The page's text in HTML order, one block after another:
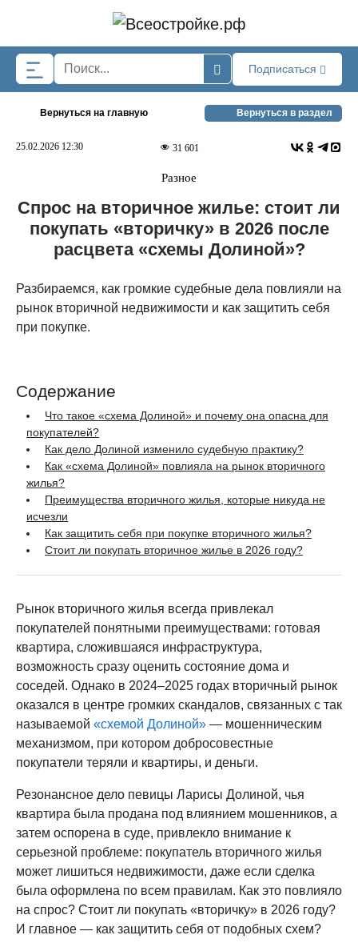
Подписаться
Вернуться на главную Вернуться в раздел
25.02.2026 12:30 31 601
Разное
Спрос на вторичное жилье: стоит ли
покупать «вторичку» в 2026 после
расцвета «схемы Долиной»?
Разбираемся, как громкие судебные дела повлияли на
рынок вторичной недвижимости и как защитить себя
при покупке.
Содержание
Что такое «схема Долиной» и почему она опасна для
покупателей?
Как дело Долиной изменило судебную практику?
Как «схема Долиной» повлияла на рынок вторичного
жилья?
Преимущества вторичного жилья, которые никуда не
исчезли
Как защитить себя при покупке вторичного жилья?
Стоит ли покупать вторичное жилье в 2026 году?
Рынок вторичного жилья всегда привлекал
покупателей понятными преимуществами: готовая
квартира, сложившаяся инфраструктура,
возможность сразу оценить состояние дома и
соседей. Однако в 2024–2025 годах вторичный рынок
оказался в центре громких скандалов, связанных с так
называемой «схемой Долиной» — мошенническим
механизмом, при котором добросовестные
покупатели теряли и квартиры, и деньги.
Резонансное дело певицы Ларисы Долиной, чья
квартира была продана под влиянием мошенников, а
затем оспорена в суде, привлекло внимание к
серьезной проблеме: покупатель вторичного жилья
может лишиться недвижимости, даже если сделка
была оформлена по всем правилам. Как это повлияло
на спрос? Стоит ли покупать «вторичку» в 2026 году?
И главное — как защитить себя от подобных схем?